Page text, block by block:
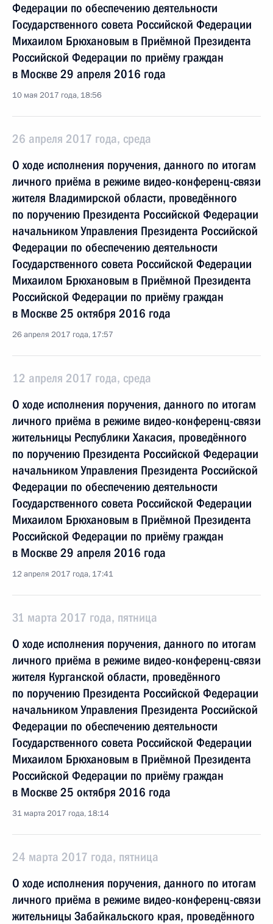
Федерации по обеспечению деятельности
Государственного совета Российской Федерации
Михаилом Брюхановым в Приёмной Президента
Российской Федерации по приёму граждан
в Москве 29 апреля 2016 года
10 мая 2017 года, 18:56
26 апреля 2017 года, среда
О ходе исполнения поручения, данного по итогам
личного приёма в режиме видео-конференц-связи
жителя Владимирской области, проведённого
по поручению Президента Российской Федерации
начальником Управления Президента Российской
Федерации по обеспечению деятельности
Государственного совета Российской Федерации
Михаилом Брюхановым в Приёмной Президента
Российской Федерации по приёму граждан
в Москве 25 октября 2016 года
26 апреля 2017 года, 17:57
12 апреля 2017 года, среда
О ходе исполнения поручения, данного по итогам
личного приёма в режиме видео-конференц-связи
жительницы Республики Хакасия, проведённого
по поручению Президента Российской Федерации
начальником Управления Президента Российской
Федерации по обеспечению деятельности
Государственного совета Российской Федерации
Михаилом Брюхановым в Приёмной Президента
Российской Федерации по приёму граждан
в Москве 29 апреля 2016 года
12 апреля 2017 года, 17:41
31 марта 2017 года, пятница
О ходе исполнения поручения, данного по итогам
личного приёма в режиме видео-конференц-связи
жителя Курганской области, проведённого
по поручению Президента Российской Федерации
начальником Управления Президента Российской
Федерации по обеспечению деятельности
Государственного совета Российской Федерации
Михаилом Брюхановым в Приёмной Президента
Российской Федерации по приёму граждан
в Москве 25 октября 2016 года
31 марта 2017 года, 18:14
24 марта 2017 года, пятница
О ходе исполнения поручения, данного по итогам
личного приёма в режиме видео-конференц-связи
жительницы Забайкальского края, проведённого